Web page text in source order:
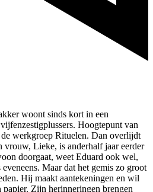
woont sinds kort in een
Hoogtepunt van
werkgroep Rituelen. Dan overlijdt
vrouw, Lieke, is anderhalf jaar eerder
doorgaat, weet Eduard ook wel,
Maar dat het gemis zo groot
Hij maakt aantekeningen en wil
Zijn herinneringen brengen